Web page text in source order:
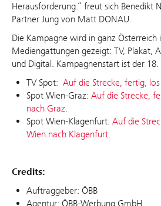
Herausforderung.“ freut sich Benedikt
Partner Jung von Matt DONAU.
Die Kampagne wird in ganz Österreich
Mediengattungen gezeigt: TV, Plakat,
und Digital. Kampagnenstart ist der
TV Spot: Auf die Strecke, fertig,
Spot Wien-Graz: Auf die Strecke,
nach Graz.
Spot Wien-Klagenfurt: Auf die
Wien nach Klagenfurt.
Credits:
Auftraggeber: ÖBB
Agentur: ÖBB-Werbung GmbH